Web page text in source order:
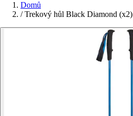
Domů
/ Trekový hůl Black Diamond (x2)